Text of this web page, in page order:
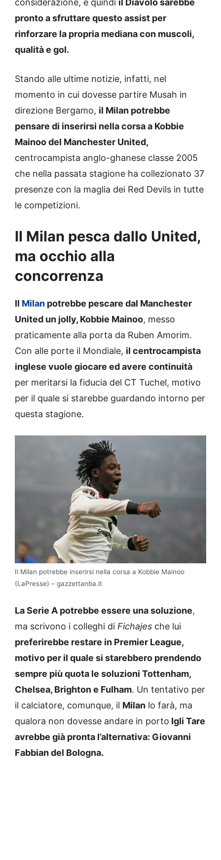
considerazione, e quindi il Diavolo sarebbe
pronto a sfruttare questo assist per
rinforzare la propria mediana con muscoli,
qualità e gol.
Stando alle ultime notizie, infatti, nel
momento in cui dovesse partire Musah in
direzione Bergamo, il Milan potrebbe
pensare di inserirsi nella corsa a Kobbie
Mainoo del Manchester United,
centrocampista anglo-ghanese classe 2005
che nella passata stagione ha collezionato 37
presenze con la maglia dei Red Devils in tutte
le competizioni.
Il Milan pesca dallo United,
ma occhio alla
concorrenza
Il Milan potrebbe pescare dal Manchester
United un jolly, Kobbie Mainoo, messo
praticamente alla porta da Ruben Amorim.
Con alle porte il Mondiale, il centrocampista
inglese vuole giocare ed avere continuità
per meritarsi la fiducia del CT Tuchel, motivo
per il quale si starebbe guardando intorno per
questa stagione.
Il Milan potrebbe inserirsi nella corsa a Kobbie Mainoo
(LaPresse) – gazzettanba.it
La Serie A potrebbe essere una soluzione,
ma scrivono i colleghi di Fichajes che lui
preferirebbe restare in Premier League,
motivo per il quale si starebbero prendendo
sempre più quota le soluzioni Tottenham,
Chelsea, Brighton e Fulham. Un tentativo per
il calciatore, comunque, il Milan lo farà, ma
qualora non dovesse andare in porto Igli Tare
avrebbe già pronta l’alternativa: Giovanni
Fabbian del Bologna.